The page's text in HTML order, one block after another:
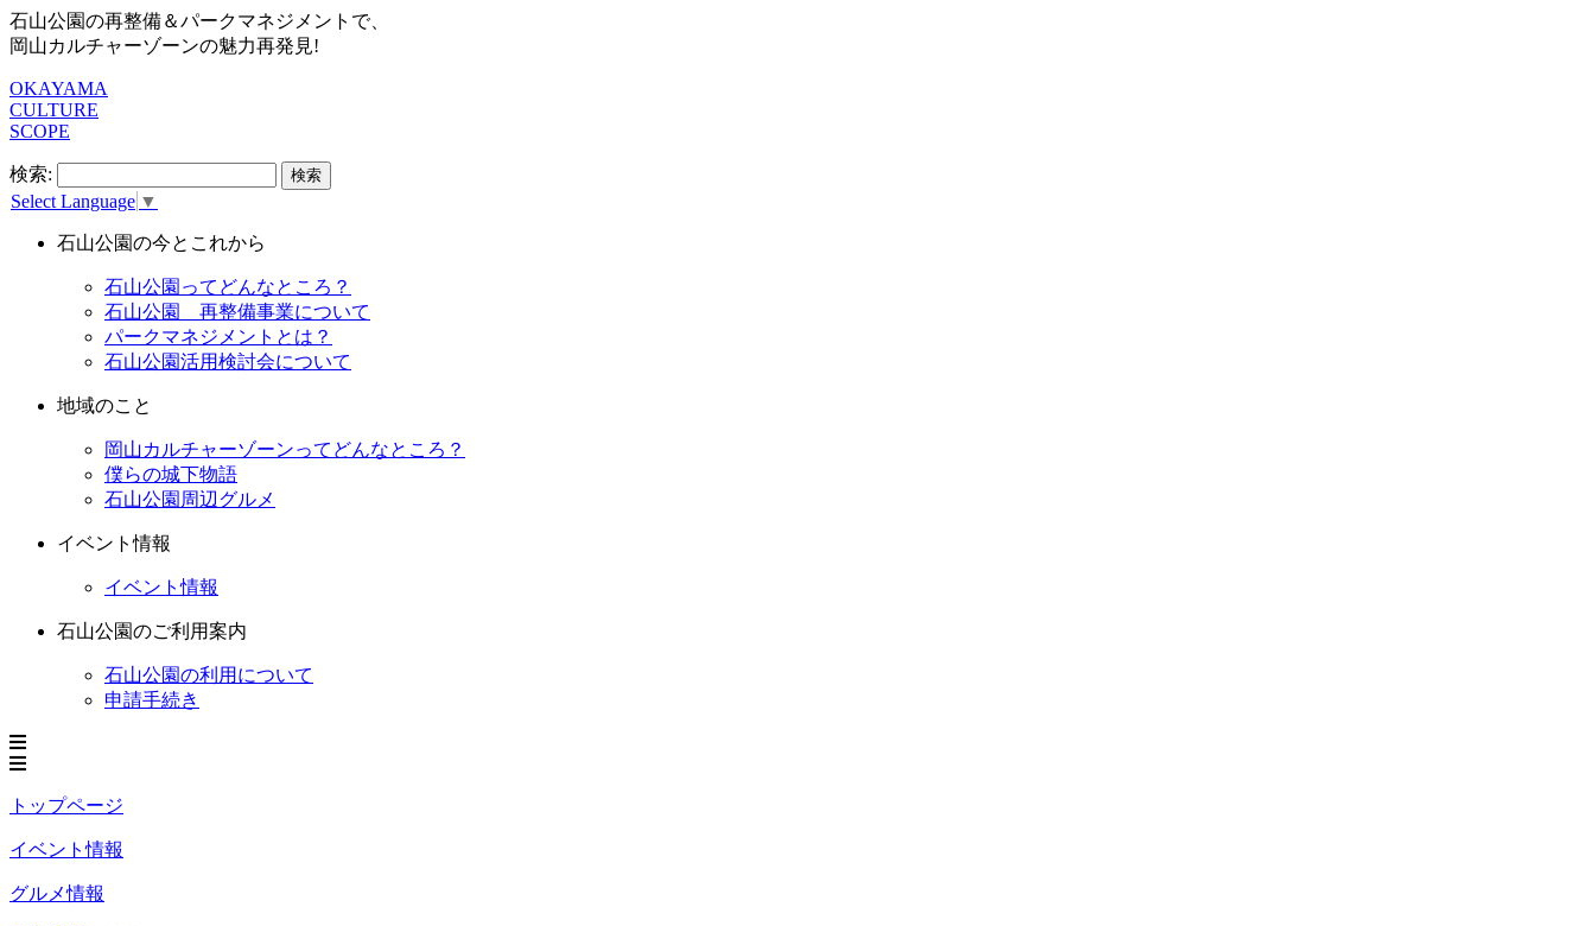
石山公園の再整備＆パークマネジメントで、
岡山カルチャーゾーンの魅力再発見!
OKAYAMA
CULTURE
SCOPE
検索:
Select Language ▼
石山公園の今とこれから
石山公園ってどんなところ？
石山公園 再整備事業について
パークマネジメントとは？
石山公園活用検討会について
地域のこと
岡山カルチャーゾーンってどんなところ？
僕らの城下物語
石山公園周辺グルメ
イベント情報
イベント情報
石山公園のご利用案内
石山公園の利用について
申請手続き
トップページ
イベント情報
グルメ情報